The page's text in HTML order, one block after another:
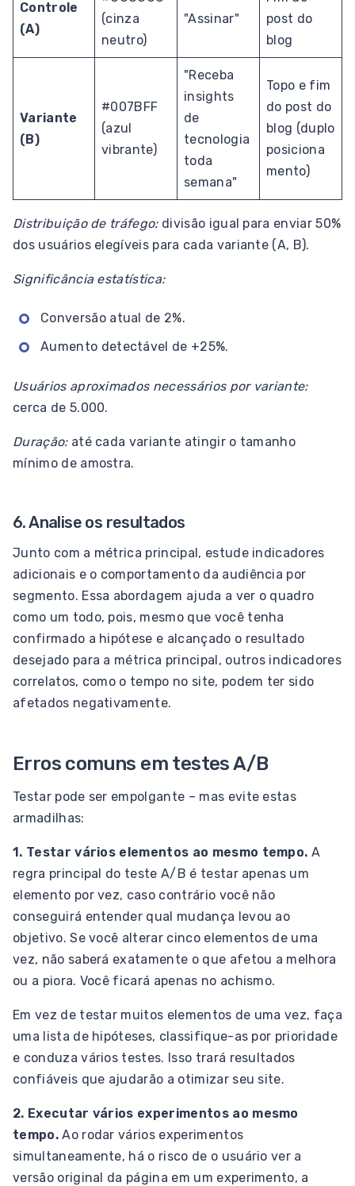
Controle
(A)
(cinza
neutro)
"Assinar"
post do
blog
Variante
(B)
#007BFF
(azul
vibrante)
"Receba
insights
de
tecnologia
toda
semana"
Topo e fim
do post do
blog (duplo
posiciona
mento)
Distribuição de tráfego:divisão igual para enviar 50%
dos usuários elegíveis para cada variante (A, B).
Significância estatística:
Conversão atual de 2%.
Aumento detectável de +25%.
Usuários aproximados necessários por variante:
cerca de 5.000.
Duração:até cada variante atingir o tamanho
mínimo de amostra.
6. Analise os resultados
Junto com a métrica principal, estude indicadores
adicionais e o comportamento da audiência por
segmento. Essa abordagem ajuda a ver o quadro
como um todo, pois, mesmo que você tenha
confirmado a hipótese e alcançado o resultado
desejado para a métrica principal, outros indicadores
correlatos, como o tempo no site, podem ter sido
afetados negativamente.
Erros comuns em testes A/B
Testar pode ser empolgante – mas evite estas
armadilhas:
1. Testar vários elementos ao mesmo tempo. A
regra principal do teste A/B é testar apenas um
elemento por vez, caso contrário você não
conseguirá entender qual mudança levou ao
objetivo. Se você alterar cinco elementos de uma
vez, não saberá exatamente o que afetou a melhora
ou a piora. Você ficará apenas no achismo.
Em vez de testar muitos elementos de uma vez, faça
uma lista de hipóteses, classifique-as por prioridade
e conduza vários testes. Isso trará resultados
confiáveis que ajudarão a otimizar seu site.
2. Executar vários experimentos ao mesmo
tempo.Ao rodar vários experimentos
simultaneamente, há o risco de o usuário ver a
versão original da página em um experimento, a